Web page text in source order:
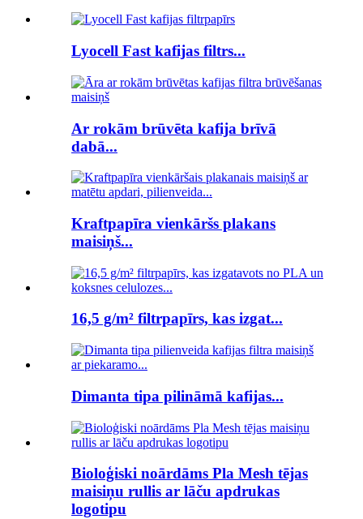
Lyocell Fast kafijas filtrs...
Ar rokām brūvēta kafija brīvā
dabā...
Kraftpapīra vienkāršs plakans
maisiņš...
16,5 g/m² filtrpapīrs, kas izgat...
Dimanta tipa pilināmā kafijas...
Bioloģiski noārdāms Pla Mesh tējas
maisiņu rullis ar lāču apdrukas
logotipu